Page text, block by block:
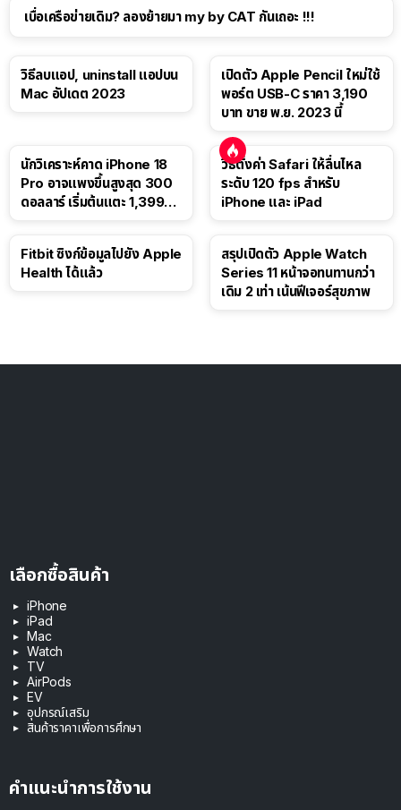
เบื่อเครือข่ายเดิม? ลองย้ายมา my by CAT กันเถอะ !!!
วิธีลบแอป, uninstall แอปบน
Mac อัปเดต 2023
เปิดตัว Apple Pencil ใหม่ใช้
พอร์ต USB-C ราคา 3,190
บาท ขาย พ.ย. 2023 นี้
นักวิเคราะห์คาด iPhone 18
Pro อาจแพงขึ้นสูงสุด 300
ดอลลาร์ เริ่มต้นแตะ 1,399
วิธีตั้งค่า Safari ให้ลื่นไหล
ระดับ 120 fps สำหรับ
iPhone และ iPad
Fitbit ซิงก์ข้อมูลไปยัง Apple
Health ได้แล้ว
สรุปเปิดตัว Apple Watch
Series 11 หน้าจอทนทานกว่า
เดิม 2 เท่า เน้นฟีเจอร์สุขภาพ
เลือกซื้อสินค้า
iPhone
iPad
Mac
Watch
TV
AirPods
EV
อุปกรณ์เสริม
สินค้าราคาเพื่อการศึกษา
คำแนะนำการใช้งาน